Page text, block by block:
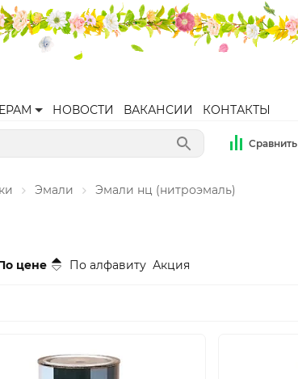
НОВОСТИ ВАКАНСИИ КОНТАКТЫ
Сравнить
Эмали Эмали нц (нитроэмаль)
цене По алфавиту Акция